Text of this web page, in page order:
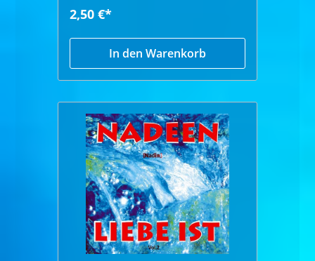
2,50 €*
In den Warenkorb